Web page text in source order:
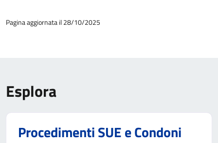
Pagina aggiornata il 28/10/2025
Esplora
Procedimenti SUE e Condoni